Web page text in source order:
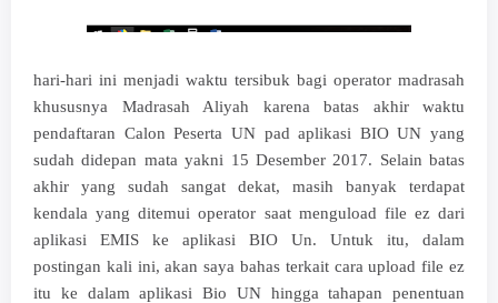
hari-hari ini menjadi waktu tersibuk bagi operator madrasah
khususnya Madrasah Aliyah karena batas akhir waktu
pendaftaran Calon Peserta UN pad aplikasi BIO UN yang
sudah didepan mata yakni 15 Desember 2017. Selain batas
akhir yang sudah sangat dekat, masih banyak terdapat
kendala yang ditemui operator saat menguload file ez dari
aplikasi EMIS ke aplikasi BIO Un. Untuk itu, dalam
postingan kali ini, akan saya bahas terkait cara upload file ez
itu ke dalam aplikasi Bio UN hingga tahapan penentuan